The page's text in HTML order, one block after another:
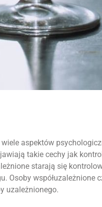
aspektów
takie cechy jak
starają się
Osoby współuzależnione
uzależnionego.